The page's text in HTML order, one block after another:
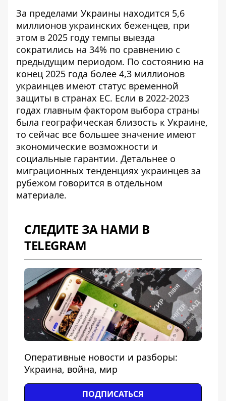
За пределами Украины находится 5,6
миллионов украинских беженцев, при
этом в 2025 году темпы выезда
сократились на 34% по сравнению с
предыдущим периодом. По состоянию на
конец 2025 года более 4,3 миллионов
украинцев имеют статус временной
защиты в странах ЕС. Если в 2022-2023
годах главным фактором выбора страны
была географическая близость к Украине,
то сейчас все большее значение имеют
экономические возможности и
социальные гарантии. Детальнее о
миграционных тенденциях украинцев за
рубежом говорится в отдельном
материале.
СЛЕДИТЕ ЗА НАМИ В
TELEGRAM
Оперативные новости и разборы:
Украина, война, мир
ПОДПИСАТЬСЯ